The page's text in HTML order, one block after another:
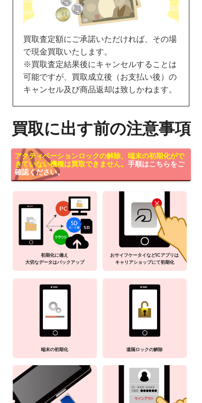
買取査定額にご承諾いただければ、その場
で現金買取いたします。
※買取査定結果後にキャンセルすることは
可能ですが、買取成立後（お支払い後）の
キャンセル及び商品返却は致しかねます。
買取に出す前の注意事項
アクティベーションロックの解除、端末の初期化がで
きていない機種は買取できません。 手順はこちらをご
確認ください。
初期化に備え
大切なデータはバックアップ
おサイフケータイなどICアプリは
キャリアショップにて初期化
端末の初期化 遠隔ロックの解除